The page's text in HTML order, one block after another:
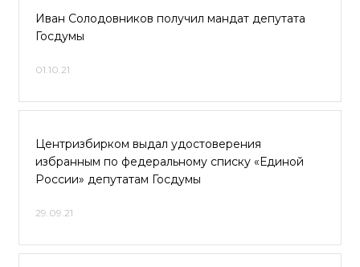
Иван Солодовников получил мандат депутата
Госдумы
01.10.21
Центризбирком выдал удостоверения
избранным по федеральному списку «Единой
России» депутатам Госдумы
29.09.21